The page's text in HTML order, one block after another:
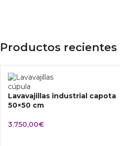
Productos recientes
Lavavajillas industrial capota
50×50 cm
3.750,00€